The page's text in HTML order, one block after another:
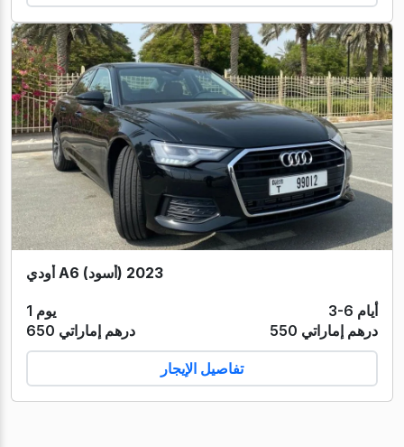
أودي A6 (أسود) 2023
1 يوم
3-6 أيام
650 درهم إماراتي
550 درهم إماراتي
تفاصيل الإيجار